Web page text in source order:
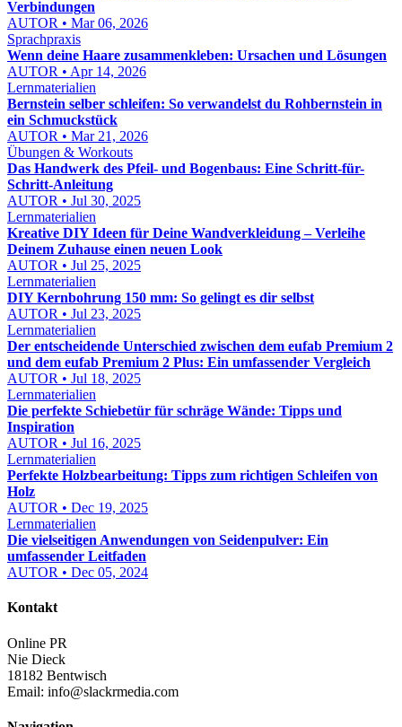
Verbindungen
AUTOR • Mar 06, 2026
Sprachpraxis
Wenn deine Haare zusammenkleben: Ursachen und Lösungen
AUTOR • Apr 14, 2026
Lernmaterialien
Bernstein selber schleifen: So verwandelst du Rohbernstein in
ein Schmuckstück
AUTOR • Mar 21, 2026
Übungen & Workouts
Das Handwerk des Pfeil- und Bogenbaus: Eine Schritt-für-
Schritt-Anleitung
AUTOR • Jul 30, 2025
Lernmaterialien
Kreative DIY Ideen für Deine Wandverkleidung – Verleihe
Deinem Zuhause einen neuen Look
AUTOR • Jul 25, 2025
Lernmaterialien
DIY Kernbohrung 150 mm: So gelingt es dir selbst
AUTOR • Jul 23, 2025
Lernmaterialien
Der entscheidende Unterschied zwischen dem eufab Premium 2
und dem eufab Premium 2 Plus: Ein umfassender Vergleich
AUTOR • Jul 18, 2025
Lernmaterialien
Die perfekte Schiebetür für schräge Wände: Tipps und
Inspiration
AUTOR • Jul 16, 2025
Lernmaterialien
Perfekte Holzbearbeitung: Tipps zum richtigen Schleifen von
Holz
AUTOR • Dec 19, 2025
Lernmaterialien
Die vielseitigen Anwendungen von Seidenpulver: Ein
umfassender Leitfaden
AUTOR • Dec 05, 2024
Kontakt
Online PR
Nie Dieck
18182 Bentwisch
Email: info@slackrmedia.com